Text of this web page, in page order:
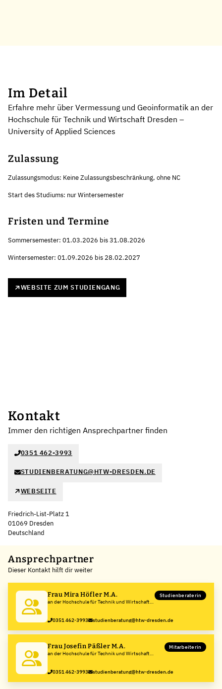
Im Detail
Erfahre mehr über Vermessung und Geoinformatik an der
Hochschule für Technik und Wirtschaft Dresden –
University of Applied Sciences
Zulassung
Zulassungsmodus: Keine Zulassungsbeschränkung, ohne NC
Start des Studiums: nur Wintersemester
Fristen und Termine
Sommersemester: 01.03.2026 bis 31.08.2026
Wintersemester: 01.09.2026 bis 28.02.2027
WEBSITE ZUM STUDIENGANG
Kontakt
Immer den richtigen Ansprechpartner finden
0351 462-3993
STUDIENBERATUNG@HTW-DRESDEN.DE
WEBSEITE
Friedrich-List-Platz 1
01069 Dresden
Deutschland
+
−
Ansprechpartner
Dieser Kontakt hilft dir weiter
Frau Mira Höfler M.A.
an der Hochschule für Technik und Wirtschaft
Studienberaterin
0351 462-3993 studienberatung@htw-dresden.de
Frau Josefin Päßler M.A.
an der Hochschule für Technik und Wirtschaft
Mitarbeiterin
0351 462-3993 studienberatung@htw-dresden.de